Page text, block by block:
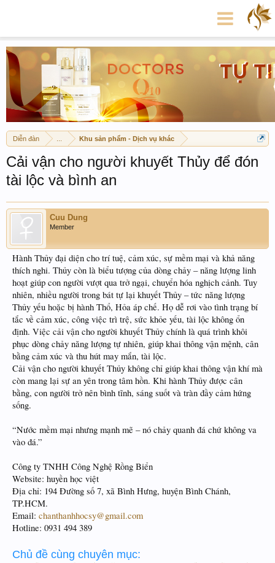
Diễn đàn Khu sản phẩm - Dịch vụ khác
Cải vận cho người khuyết Thủy để đón
tài lộc và bình an
Cuu Dung
Member
Hành Thủy đại diện cho trí tuệ, cảm xúc, sự mềm mại và khả năng
thích nghi. Thủy còn là biểu tượng của dòng chảy – năng lượng linh
hoạt giúp con người vượt qua trở ngại, chuyển hóa nghịch cảnh. Tuy
nhiên, nhiều người trong bát tự lại khuyết Thủy – tức năng lượng
Thủy yếu hoặc bị hành Thổ, Hỏa áp chế. Họ dễ rơi vào tình trạng bí
tắc về cảm xúc, công việc trì trệ, sức khỏe yếu, tài lộc không ổn
định. Việc cải vận cho người khuyết Thủy chính là quá trình khôi
phục dòng chảy năng lượng tự nhiên, giúp khai thông vận mệnh, cân
bằng cảm xúc và thu hút may mắn, tài lộc.
Cải vận cho người khuyết Thủy không chỉ giúp khai thông vận khí mà
còn mang lại sự an yên trong tâm hồn. Khi hành Thủy được cân
bằng, con người trở nên bình tĩnh, sáng suốt và tràn đầy cảm hứng
sống.
“Nước mềm mại nhưng mạnh mẽ – nó chảy quanh đá chứ không va
vào đá.”
Công ty TNHH Công Nghệ Rồng Biển
Website: huyền học việt
Địa chỉ: 194 Đường số 7, xã Bình Hưng, huyện Bình Chánh,
TP.HCM.
Email: chanthanhhocsy@gmail.com
Hotline: 0931 494 389
Chủ đề cùng chuyên mục: